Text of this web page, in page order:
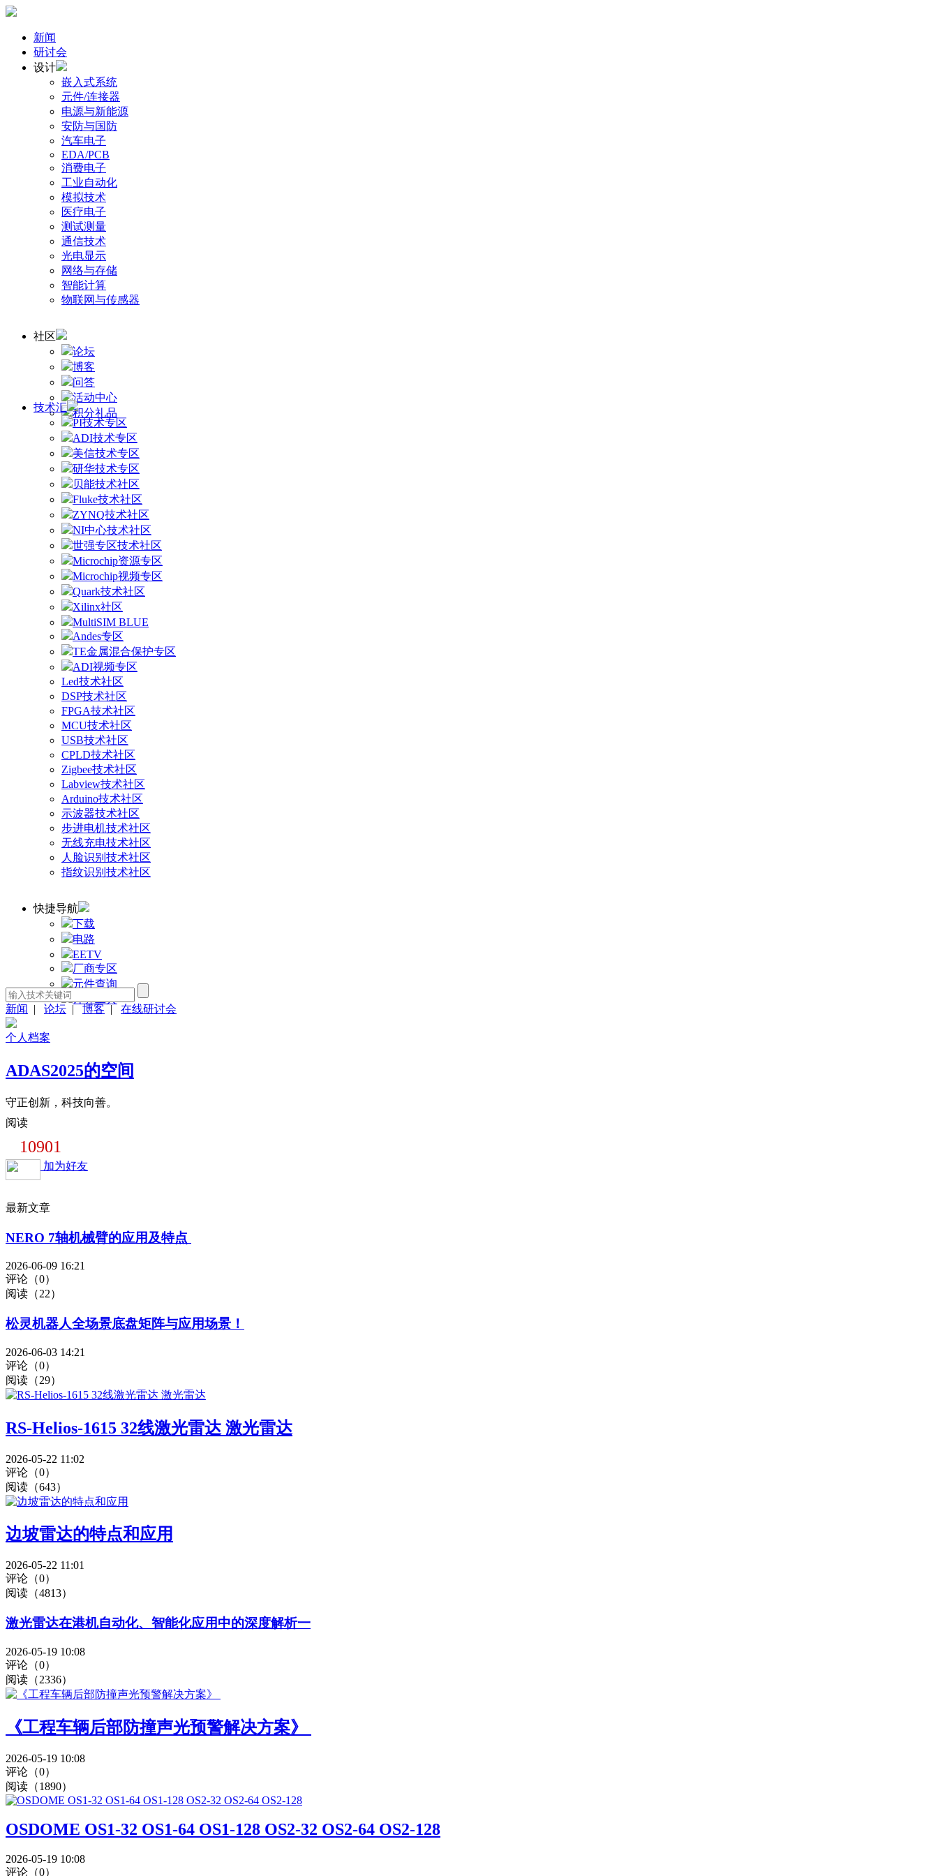
新闻
研讨会
设计
嵌入式系统
元件/连接器
电源与新能源
安防与国防
汽车电子
EDA/PCB
消费电子
工业自动化
模拟技术
医疗电子
测试测量
通信技术
光电显示
网络与存储
智能计算
物联网与传感器
社区
论坛
博客
问答
活动中心
积分礼品
技术汇
PI技术专区
ADI技术专区
美信技术专区
研华技术专区
贝能技术社区
Fluke技术社区
ZYNQ技术社区
NI中心技术社区
世强专区技术社区
Microchip资源专区
Microchip视频专区
Quark技术社区
Xilinx社区
MultiSIM BLUE
Andes专区
TE金属混合保护专区
ADI视频专区
Led技术社区
DSP技术社区
FPGA技术社区
MCU技术社区
USB技术社区
CPLD技术社区
Zigbee技术社区
Labview技术社区
Arduino技术社区
示波器技术社区
步进电机技术社区
无线充电技术社区
人脸识别技术社区
指纹识别技术社区
快捷导航
下载
电路
EETV
厂商专区
元件查询
计算工具
新闻
| 论坛 | 博客 | 在线研讨会
个人档案
ADAS2025的空间
守正创新，科技向善。
阅读
10901
加为好友
最新文章
NERO 7轴机械臂的应用及特点 ​
2026-06-09 16:21
评论（0）
阅读（22）
松灵机器人全场景底盘矩阵与应用场景！
2026-06-03 14:21
评论（0）
阅读（29）
RS-Helios-1615 32线激光雷达 激光雷达
2026-05-22 11:02
评论（0）
阅读（643）
边坡雷达的特点和应用
2026-05-22 11:01
评论（0）
阅读（4813）
激光雷达在港机⾃动化、智能化应⽤中的深度解析一
2026-05-19 10:08
评论（0）
阅读（2336）
《工程车辆后部防撞声光预警解决方案》 ​
2026-05-19 10:08
评论（0）
阅读（1890）
OSDOME OS1-32 OS1-64 OS1-128 OS2-32 OS2-64 OS2-128
2026-05-19 10:08
评论（0）